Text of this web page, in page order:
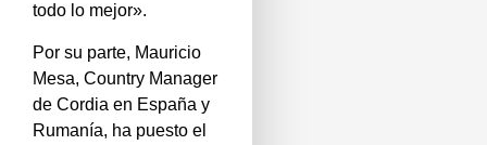
todo lo mejor».
Por su parte, Mauricio
Mesa, Country Manager
de Cordia en España y
Rumanía, ha puesto el